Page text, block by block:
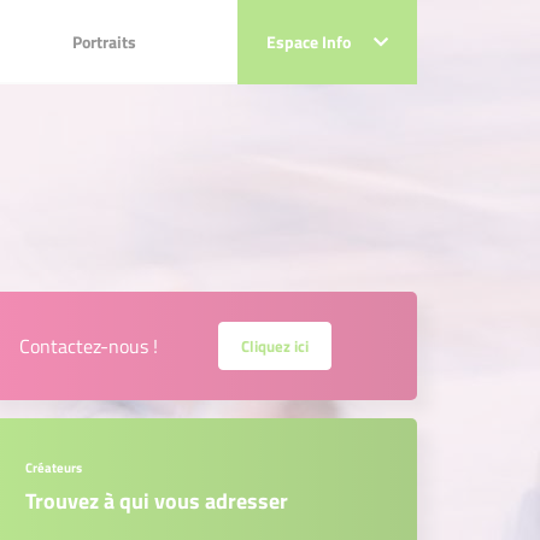
Portraits Espace Info
Portraits Espace Info
Contactez-nous ! Cliquez ici
Créateurs
Trouvez à qui vous adresser